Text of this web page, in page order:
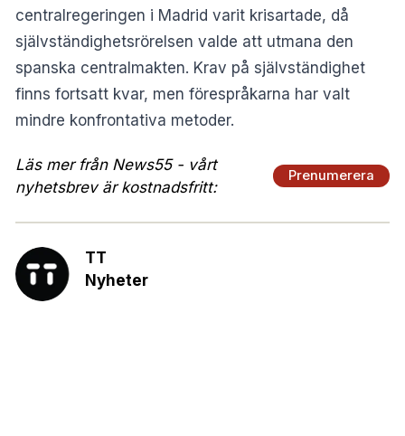
centralregeringen i Madrid varit krisartade, då
självständighetsrörelsen valde att utmana den
spanska centralmakten. Krav på självständighet
finns fortsatt kvar, men förespråkarna har valt
mindre konfrontativa metoder.
Läs mer från News55 - vårt
nyhetsbrev är kostnadsfritt:
Prenumerera
TT
Nyheter